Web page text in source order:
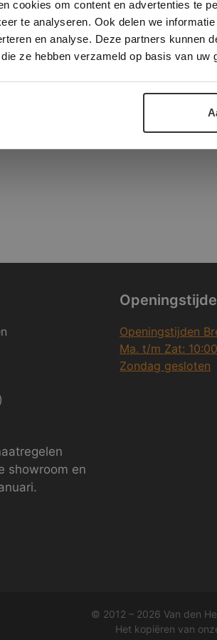
cookies om content en advertenties te
te analyseren. Ook delen we
en analyse. Deze partners kunnen
ze hebben verzameld op basis van uw
Stad
showroom en
Openingstijden
Ma. t/m Zat:
Zondag gesloten
© 2012 – 2026 Van den
Het kopiëren van
ALLES